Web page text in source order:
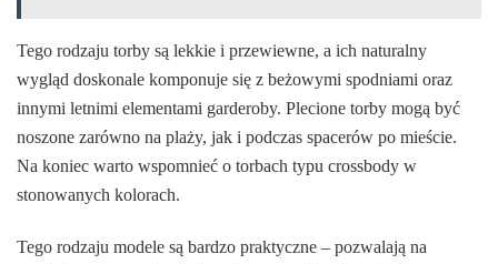
Tego rodzaju torby są lekkie i przewiewne, a ich naturalny
wygląd doskonale komponuje się z beżowymi spodniami oraz
innymi letnimi elementami garderoby. Plecione torby mogą być
noszone zarówno na plaży, jak i podczas spacerów po mieście.
Na koniec warto wspomnieć o torbach typu crossbody w
stonowanych kolorach.
Tego rodzaju modele są bardzo praktyczne – pozwalają na